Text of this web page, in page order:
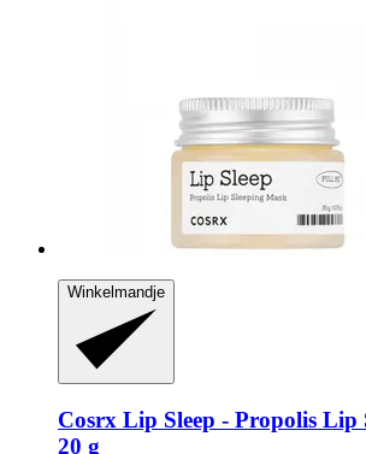
Winkelmandje
Cosrx Lip Sleep -​ Propolis Lip
20 g